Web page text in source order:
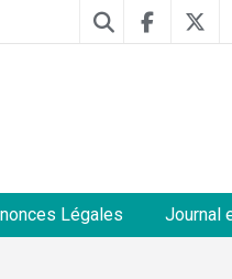
Légales Journal